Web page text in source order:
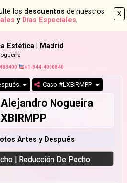
X
los descuentos de nuestros
y Días Especiales.
Estética | Madrid
+1-844-4000840
Caso #LXBIRMPP
Nogueira
Antes y Después
| Reducción De Pecho